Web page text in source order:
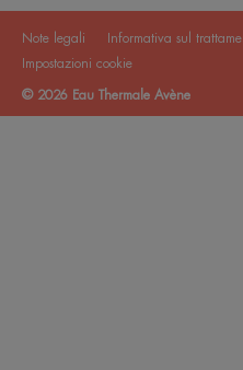
Note legali
Informativa sul
Impostazioni cookie
© 2026 Eau Thermale Avène